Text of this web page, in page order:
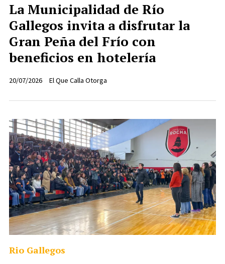
La Municipalidad de Río
Gallegos invita a disfrutar la
Gran Peña del Frío con
beneficios en hotelería
El Que Calla Otorga
20/07/2026
Rio Gallegos